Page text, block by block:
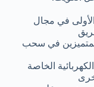
في مجال
في سحب
الخاصة